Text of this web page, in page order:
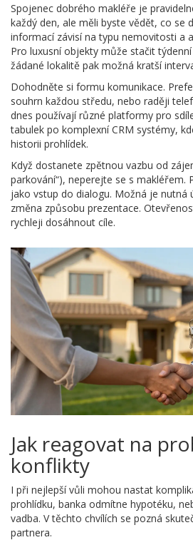
Spojenec dobrého makléře je
každý den, ale měli byste vědět, co se
informací závisí na typu nemovitosti a
Pro luxusní objekty může stačit
žádané lokalitě pak možná kratší
Dohodněte si formu komunikace.
souhrn každou středu, nebo raději
dnes používají různé platformy pro
tabulek po komplexní CRM systémy,
historii prohlídek.
Když dostanete zpětnou vazbu od
parkování“), neperejte se s
jako vstup do dialogu. Možná je nutná
změna způsobu prezentace.
rychleji dosáhnout cíle.
Jak reagovat na
konflikty
I při nejlepší vůli mohou nastat
prohlídku, banka odmítne hypotéku,
vadba. V těchto chvílích se pozná
partnera.